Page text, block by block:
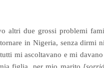
altri due grossi problemi
in Nigeria, senza dirmi
mi ascoltavano e mi
figlia, per mio marito